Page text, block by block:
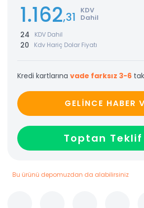
1.162,31 KDV
Dahil
24 KDV Dahil
20 Kdv Hariç Dolar Fiyatı
Kredi kartlarına vade farksız 3-6
GELİNCE HABER
Toptan Teklif
Bu ürünü depomuzdan da alabilirsiniz